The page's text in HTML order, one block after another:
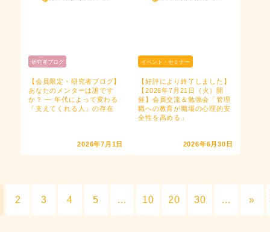
研究者ブログ
【会員限定・研究者ブログ】
あなたのメンターは誰です
か？ ― 年代によって変わる
「支えてくれる人」の存在
2026年7月1日
イベント・セミナー
【好評により終了しました】
【2026年7月21日（火）開
催】会員交流＆勉強会「管理
職への教育が職場の心理的安
全性を高める」
2026年6月30日
2 3 4 5 ... 10 20 30 ... »